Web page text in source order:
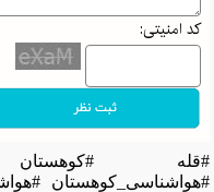
کد امنیتی:
#قله #کوهستان
#هواشناسی_کوهستان